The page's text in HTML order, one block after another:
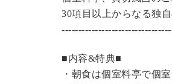
30項目以上からなる独
■内容&特典■
・朝食は個室料亭で個